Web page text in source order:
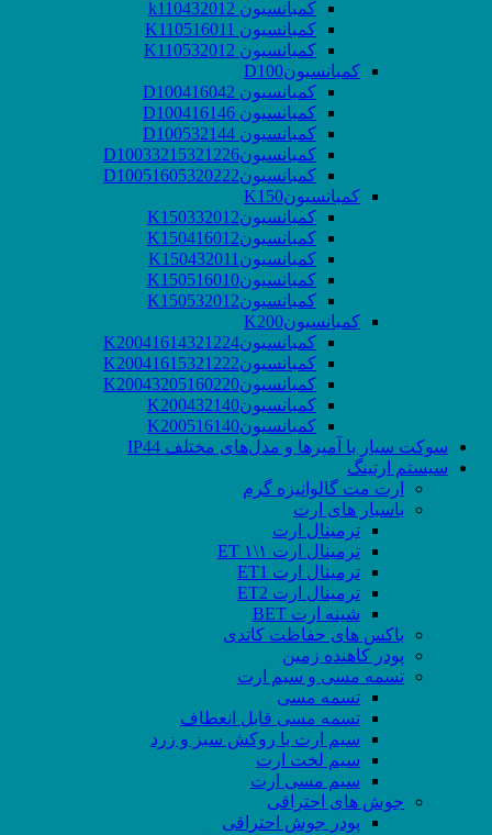
کمبانسیون k110432012
کمبانسیون K110516011
کمبانسیون K110532012
کمبانسیونD100
کمبانسیون D100416042
کمبانسیون D100416146
کمبانسیون D100532144
کمبانسیونD10033215321226
کمبانسیونD10051605320222
کمبانسیونK150
کمبانسیونK150332012
کمبانسیونK150416012
کمبانسیونK150432011
کمبانسیونK150516010
کمبانسیونK150532012
کمبانسیونK200
کمبانسیونK20041614321224
کمبانسیونK20041615321222
کمبانسیونK20043205160220
کمبانسیونK200432140
کمبانسیونK200516140
سوکت‌ سیار با آمپرها و مدل‌های مختلف IP44
سیستم ارتینگ
ارت مت گالوانیزه گرم
باسبار های ارت
ترمینال ارت
ترمینال ارت ۱\۱ ET
ترمینال ارت ET1
ترمینال ارت ET2
شینه ارت BET
باکس های حفاظت کاتدی
پودر کاهنده زمین
تسمه مسی و سیم ارت
تسمه مسی
تسمه مسی قابل انعطاف
سیم ارت با روکش سبز و زرد
سیم لخت ارت
سیم مسی ارت
جوش های احتراقی
پودر جوش احتراقی